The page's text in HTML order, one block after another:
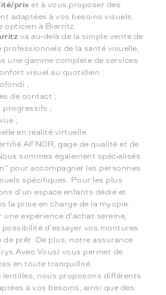
prix et à vous proposer des
adaptées à vos besoins visuels.
opticien à Biarritz
va au-delà de la simple vente de
professionnels de la santé visuelle,
une gamme complète de services
visuel au quotidien :
;
de contact ;
progressifs ;
;
en réalité virtuelle.
AFNOR, gage de qualité et de
sommes également spécialisés
pour accompagner les personnes
spécifiques. Pour les plus
d'un espace enfants dédié et
la prise en charge de la myopie.
expérience d'achat sereine,
d'essayer vos montures
de prêt. De plus, notre assurance
Avec Vous) vous permet de
en toute tranquillité.
lentilles, nous proposons différents
à vos besoins, ainsi que des